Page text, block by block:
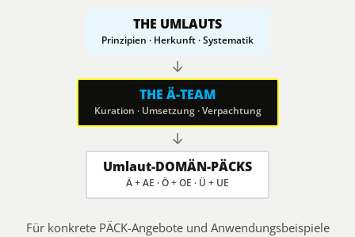
THE UMLAUTS
Prinzipien · Herkunft · Systematik
↓
THE Ä-TEAM
Kuration · Umsetzung · Verpachtung
↓
Umlaut-DOMÄN-PÄCKS
Ä + AE · Ö + OE · Ü + UE
Für konkrete PÄCK-Angebote und Anwendungsbeispiele